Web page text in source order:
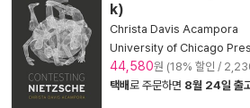
k)
Christa Davis Acampora
University of Chicago
44,580원 (18% 할인 /
택배로 주문하면 8월 24일 출